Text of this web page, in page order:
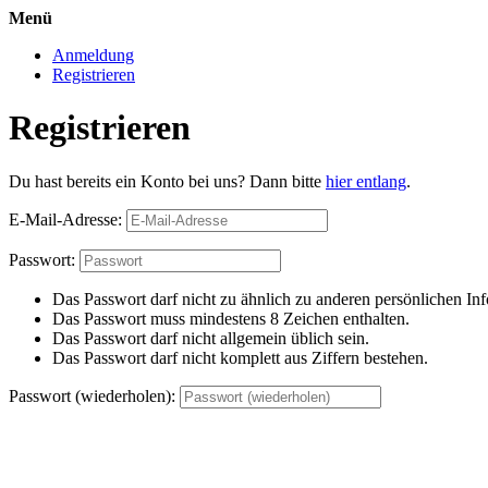
Menü
Anmeldung
Registrieren
Registrieren
Du hast bereits ein Konto bei uns? Dann bitte hier entlang.
E-Mail-Adresse:
Passwort:
Das Passwort darf nicht zu ähnlich zu anderen persönlichen
Das Passwort muss mindestens 8 Zeichen enthalten.
Das Passwort darf nicht allgemein üblich sein.
Das Passwort darf nicht komplett aus Ziffern bestehen.
Passwort (wiederholen):